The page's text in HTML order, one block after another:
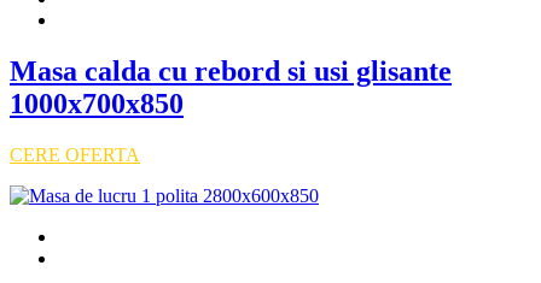
Masa calda cu rebord si usi glisante
1000x700x850
CERE OFERTA